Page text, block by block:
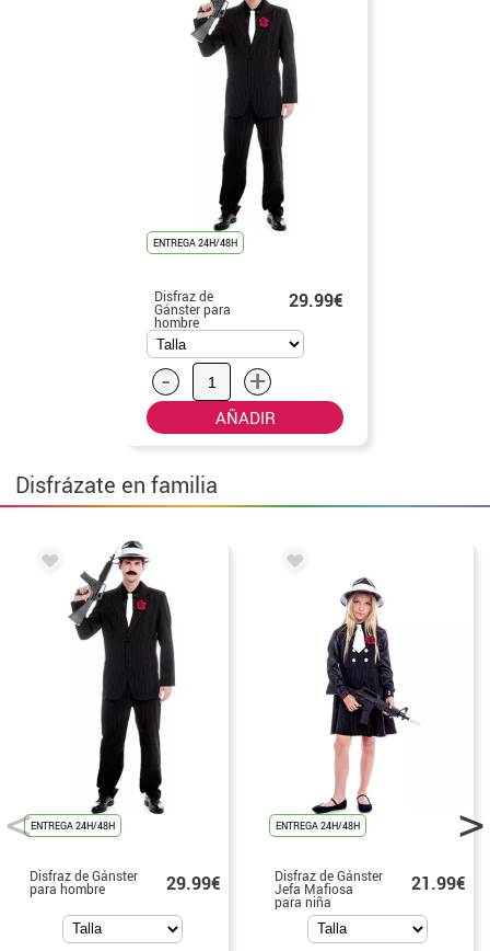
ENTREGA 24H/48H
Disfraz de
Gánster para
hombre
29.99€
- +
AÑADIR
Disfrázate en familia
ENTREGA 24H/48H
Disfraz de Gánster
para hombre 29.99€
ENTREGA 24H/48H
Disfraz de Gánster
Jefa Mafiosa
para niña
21.99€